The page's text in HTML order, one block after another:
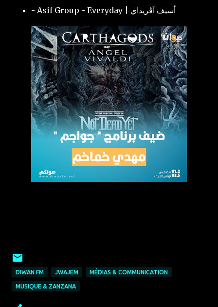
- Asif Group - Everyday | أسيف آڤريداي
DIWAN FM JWAJEM MÉDIAS & COMMUNICATION
MUSIQUE & ZANZANA